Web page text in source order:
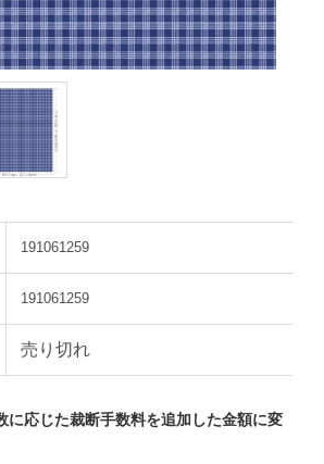
191061259
191061259
売り切れ
に応じた裁断手数料を追加した金額に変